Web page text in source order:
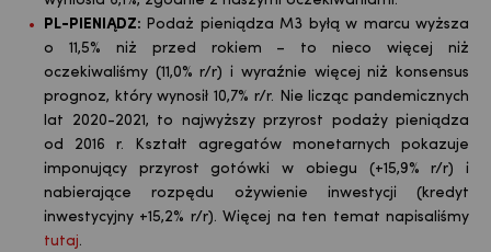
PL-PIENIĄDZ: Podaż pieniądza M3 byłą w marcu wyższa
o 11,5% niż przed rokiem – to nieco więcej niż
oczekiwaliśmy (11,0% r/r) i wyraźnie więcej niż konsensus
prognoz, który wynosił 10,7% r/r. Nie licząc pandemicznych
lat 2020-2021, to najwyższy przyrost podaży pieniądza
od 2016 r. Kształt agregatów monetarnych pokazuje
imponujący przyrost gotówki w obiegu (+15,9% r/r) i
nabierające rozpędu ożywienie inwestycji (kredyt
inwestycyjny +15,2% r/r). Więcej na ten temat napisaliśmy
tutaj.